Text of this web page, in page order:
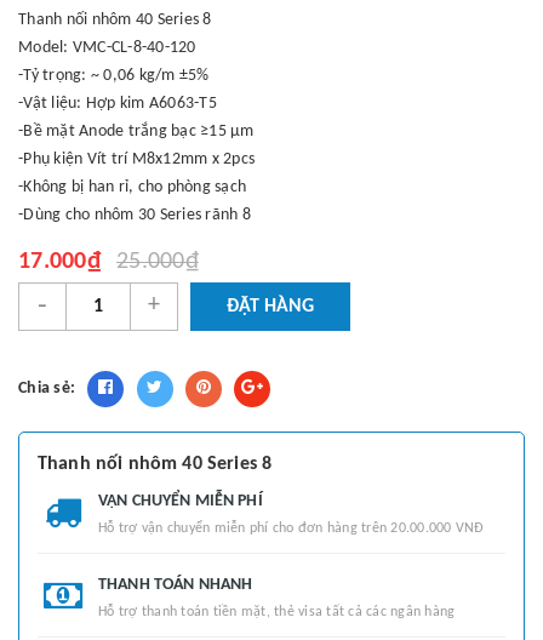
Thanh nối nhôm 40 Series 8
Model: VMC-CL-8-40-120
-Tỷ trọng: ~ 0,06 kg/m ±5%
-Vật liệu: Hợp kim A6063-T5
-Bề mặt Anode trắng bạc ≥15 μm
-Phụ kiện Vít trí M8x12mm x 2pcs
-Không bị han rỉ, cho phòng sạch
-Dùng cho nhôm 30 Series rãnh 8
17.000₫ 25.000₫
- + ĐẶT HÀNG
Chia sẻ:
Thanh nối nhôm 40 Series 8
VẬN CHUYỂN MIỄN PHÍ
Hỗ trợ vận chuyển miễn phí cho đơn hàng trên 20.00.000 VNĐ
THANH TOÁN NHANH
Hỗ trợ thanh toán tiền mặt, thẻ visa tất cả các ngân hàng